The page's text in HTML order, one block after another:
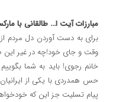
مبارزات آیت ا… طالقانی با
برای به دست آوردن دل مردم
وقت و جای خود!چه در غیر
خانم رجوی! باید به شما
حس همدردی با یکی از
پیام تسلیت جز این که